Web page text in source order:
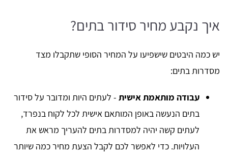
איך נקבע מחיר סידור בתים?
יש כמה היבטים שישפיעו על המחיר הסופי שתקבלו מצד
מסדרות בתים:
עבודה מותאמת אישית - לעתים היות ומדובר על סידור
בתים הנעשה באופן המותאם אישית לכל לקוח בנפרד,
לעתים קשה יהיה למסדרות בתים להעריך מראש את
העלויות. כדי לאפשר לכם לקבל הצעת מחיר כמה שיותר